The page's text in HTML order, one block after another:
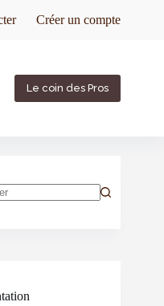
Créer un compte
Le coin des Pros